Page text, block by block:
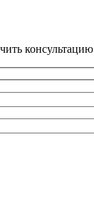
консультацию